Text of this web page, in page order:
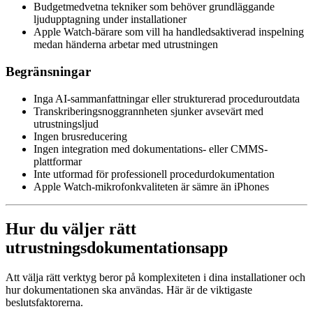
Budgetmedvetna tekniker som behöver grundläggande
ljudupptagning under installationer
Apple Watch-bärare som vill ha handledsaktiverad inspelning
medan händerna arbetar med utrustningen
Begränsningar
Inga AI-sammanfattningar eller strukturerad proceduroutdata
Transkriberingsnoggrannheten sjunker avsevärt med
utrustningsljud
Ingen brusreducering
Ingen integration med dokumentations- eller CMMS-
plattformar
Inte utformad för professionell procedurdokumentation
Apple Watch-mikrofonkvaliteten är sämre än iPhones
Hur du väljer rätt
utrustningsdokumentationsapp
Att välja rätt verktyg beror på komplexiteten i dina installationer och
hur dokumentationen ska användas. Här är de viktigaste
beslutsfaktorerna.